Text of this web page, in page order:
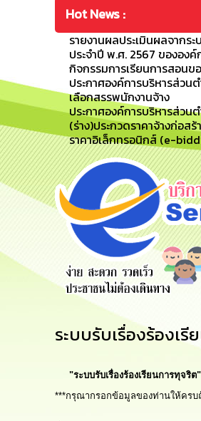
Hot News :
รายงานผลประเมินผลจาก
ประจำปี พ.ศ. 2567 ขององ
กิจกรรมการเรียนการสอนข
ประกาศองค์การบริหารส่วน
เลือกสรรพนักงานจ้าง
ประกาศองค์การบริหารส่วน
(ร่าง)ประกวดราคาจ้างก่อ
ราคาอิเล็กทรอนิกส์ (e-
สายด่วนผู้
บริหาร
รับฟังความ
คิดเห็น
ประชาชน
ระบบรับเรื่องร้องเรี
"ระบบรับเรื่องร้องเรียนการทุจริต"
***กรุณากรอกข้อมูลของท่านให้ครบ